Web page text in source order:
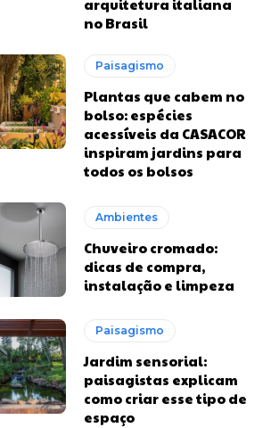
arquitetura italiana
no Brasil
Paisagismo
Plantas que cabem no
bolso: espécies
acessíveis da CASACOR
inspiram jardins para
todos os bolsos
Ambientes
Chuveiro cromado:
dicas de compra,
instalação e limpeza
Paisagismo
Jardim sensorial:
paisagistas explicam
como criar esse tipo de
espaço